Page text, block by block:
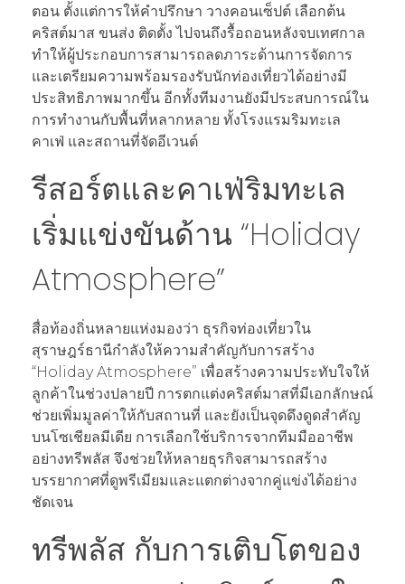
ตอน ตั้งแต่การให้คำปรึกษา วางคอนเซ็ปต์ เลือกต้น
คริสต์มาส ขนส่ง ติดตั้ง ไปจนถึงรื้อถอนหลังจบเทศกาล
ทำให้ผู้ประกอบการสามารถลดภาระด้านการจัดการ
และเตรียมความพร้อมรองรับนักท่องเที่ยวได้อย่างมี
ประสิทธิภาพมากขึ้น อีกทั้งทีมงานยังมีประสบการณ์ใน
การทำงานกับพื้นที่หลากหลาย ทั้งโรงแรมริมทะเล
คาเฟ่ และสถานที่จัดอีเวนต์
รีสอร์ตและคาเฟ่ริมทะเล
เริ่มแข่งขันด้าน “Holiday
Atmosphere”
สื่อท้องถิ่นหลายแห่งมองว่า ธุรกิจท่องเที่ยวใน
สุราษฎร์ธานีกำลังให้ความสำคัญกับการสร้าง
“Holiday Atmosphere” เพื่อสร้างความประทับใจให้
ลูกค้าในช่วงปลายปี การตกแต่งคริสต์มาสที่มีเอกลักษณ์
ช่วยเพิ่มมูลค่าให้กับสถานที่ และยังเป็นจุดดึงดูดสำคัญ
บนโซเชียลมีเดีย การเลือกใช้บริการจากทีมมืออาชีพ
อย่างทรีพลัส จึงช่วยให้หลายธุรกิจสามารถสร้าง
บรรยากาศที่ดูพรีเมียมและแตกต่างจากคู่แข่งได้อย่าง
ชัดเจน
ทรีพลัส กับการเติบโตของ